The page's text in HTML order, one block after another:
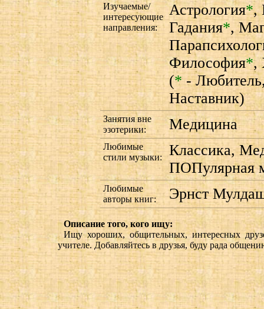
Изучаемые/
интересующие
направления:
Астрология*,
Гадания*,
Философия*,
(*-
Наставник)
Занятия вне
эзотерики:
Медицина
Любимые
стили музыки:
Классика,
ПОПулярная
Любимые
авторы книг:
Эрнст
Описание того, кого ищу:
Ищу хороших, общительных, интересных
учителе. Добавляйтесь в друзья, буду рада